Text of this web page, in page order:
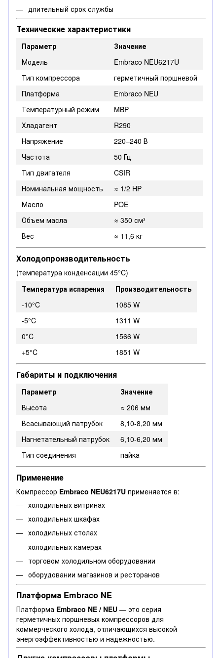
длительный срок службы
Технические характеристики
Параметр
Значение
Модель
Embraco NEU6217U
Тип компрессора
герметичный поршневой
Платформа
Embraco NEU
Температурный режим
MBP
Хладагент
R290
Напряжение
220–240 В
Частота
50 Гц
Тип двигателя
CSIR
Номинальная мощность
≈ 1/2 HP
Масло
POE
Объем масла
≈ 350 см³
Вес
≈ 11,6 кг
Холодопроизводительность
(температура конденсации 45°C)
Температура испарения
Производительность
-10°C
1085 W
-5°C
1311 W
0°C
1566 W
+5°C
1851 W
Габариты и подключения
Параметр
Значение
Высота
≈ 206 мм
Всасывающий патрубок
8,10-8,20 мм
Нагнетательный патрубок
6,10-6,20 мм
Тип соединения
пайка
Применение
Компрессор Embraco NEU6217U применяется в:
холодильных витринах
холодильных шкафах
холодильных столах
холодильных камерах
торговом холодильном оборудовании
оборудовании магазинов и ресторанов
Платформа Embraco NE
Платформа Embraco NE / NEU — это серия
герметичных поршневых компрессоров для
коммерческого холода, отличающихся высокой
энергоэффективностью и надежностью.